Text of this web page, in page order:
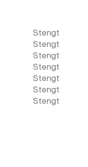
Stengt
Stengt
Stengt
Stengt
Stengt
Stengt
Stengt